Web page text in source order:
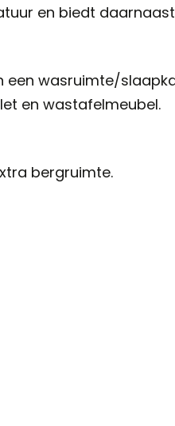
en biedt
wasruimte/
en wastafelmeubel.
bergruimte.